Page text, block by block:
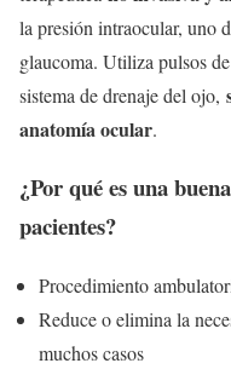
la presión intraocular, uno
glaucoma. Utiliza pulsos
sistema de drenaje del ojo,
anatomía ocular.
¿Por qué es una
pacientes?
Procedimiento
Reduce o elimina la
muchos casos